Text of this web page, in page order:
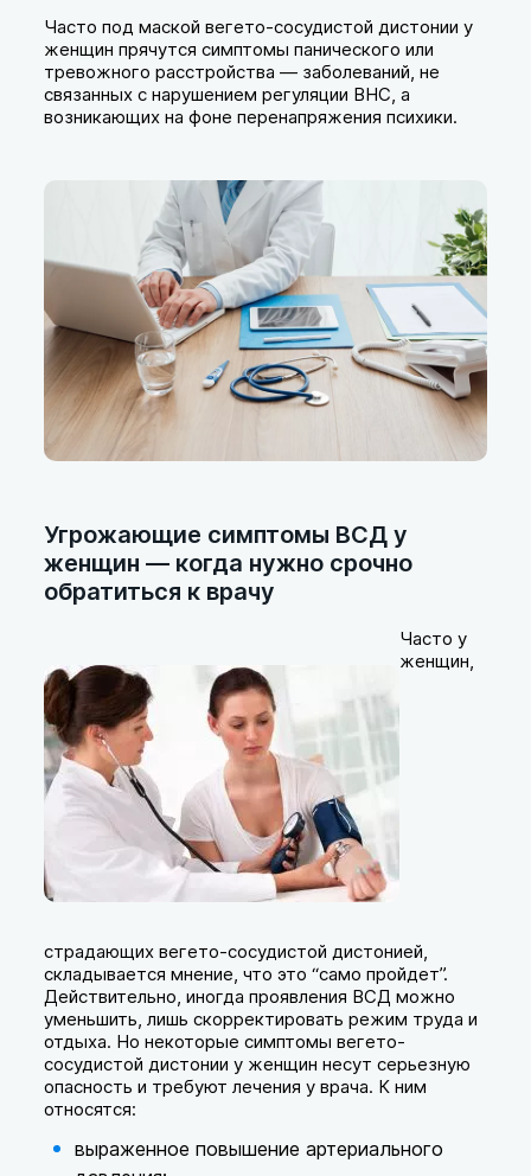
Часто под маской вегето-сосудистой дистонии у
женщин прячутся симптомы панического или
тревожного расстройства — заболеваний, не
связанных с нарушением регуляции ВНС, а
возникающих на фоне перенапряжения психики.
Угрожающие симптомы ВСД у
женщин — когда нужно срочно
обратиться к врачу
Часто у
женщин,
страдающих вегето-сосудистой дистонией,
складывается мнение, что это “само пройдет”.
Действительно, иногда проявления ВСД можно
уменьшить, лишь скорректировать режим труда и
отдыха. Но некоторые симптомы вегето-
сосудистой дистонии у женщин несут серьезную
опасность и требуют лечения у врача. К ним
относятся:
выраженное повышение артериального